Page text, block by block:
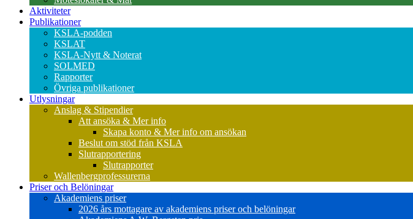
Aktiviteter
Publikationer
KSLA-podden
KSLAT
KSLA-Nytt & Noterat
SOLMED
Rapporter
Övriga publikationer
Utlysningar
Anslag & Stipendier
Att ansöka & Mer info
Skapa konto & Mer info om ansökan
Beslut om stöd från KSLA
Slutrapportering
Slutrapporter
Wallenbergprofessurerna
Priser och Belöningar
Akademiens priser
2026 års mottagare av akademiens priser och belöningar